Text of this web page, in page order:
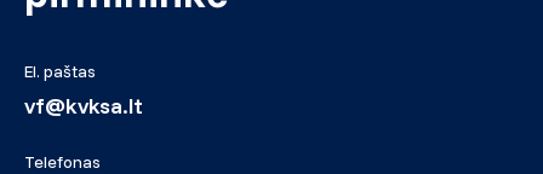
El. paštas
vf@kvksa.lt
Telefonas